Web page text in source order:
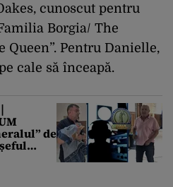
cunoscut pentru
Borgia/ The
Queen”. Pentru Danielle,
cale să înceapă.
de